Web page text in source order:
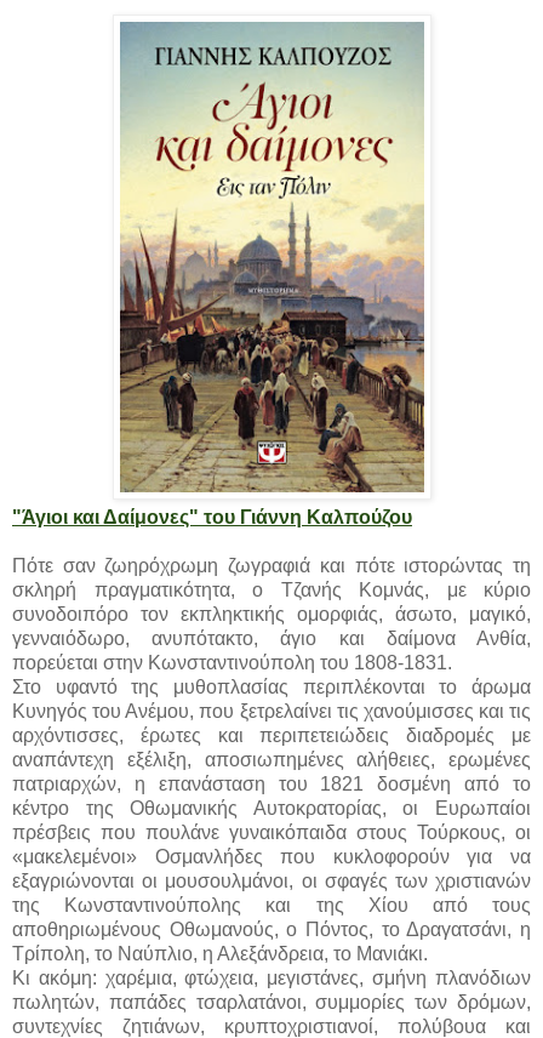
"Άγιοι και Δαίμονες" του Γιάννη Καλπούζου
Πότε σαν ζωηρόχρωμη ζωγραφιά και πότε ιστορώντας τη
σκληρή πραγματικότητα, ο Τζανής Κομνάς, με κύριο
συνοδοιπόρο τον εκπληκτικής ομορφιάς, άσωτο, μαγικό,
γενναιόδωρο, ανυπότακτο, άγιο και δαίμονα Ανθία,
πορεύεται στην Κωνσταντινούπολη του 1808-1831.
Στο υφαντό της μυθοπλασίας περιπλέκονται το άρωμα
Κυνηγός του Ανέμου, που ξετρελαίνει τις χανούμισσες και τις
αρχόντισσες, έρωτες και περιπετειώδεις διαδρομές με
αναπάντεχη εξέλιξη, αποσιωπημένες αλήθειες, ερωμένες
πατριαρχών, η επανάσταση του 1821 δοσμένη από το
κέντρο της Οθωμανικής Αυτοκρατορίας, οι Ευρωπαίοι
πρέσβεις που πουλάνε γυναικόπαιδα στους Τούρκους, οι
«μακελεμένοι» Oσμανλήδες που κυκλοφορούν για να
εξαγριώνονται οι μουσουλμάνοι, οι σφαγές των χριστιανών
της Κωνσταντινούπολης και της Χίου από τους
αποθηριωμένους Οθωμανούς, ο Πόντος, το Δραγατσάνι, η
Τρίπολη, το Ναύπλιο, η Αλεξάνδρεια, το Μανιάκι.
Κι ακόμη: χαρέμια, φτώχεια, μεγιστάνες, σμήνη πλανόδιων
πωλητών, παπάδες τσαρλατάνοι, συμμορίες των δρόμων,
συντεχνίες ζητιάνων, κρυπτοχριστιανοί, πολύβουα και